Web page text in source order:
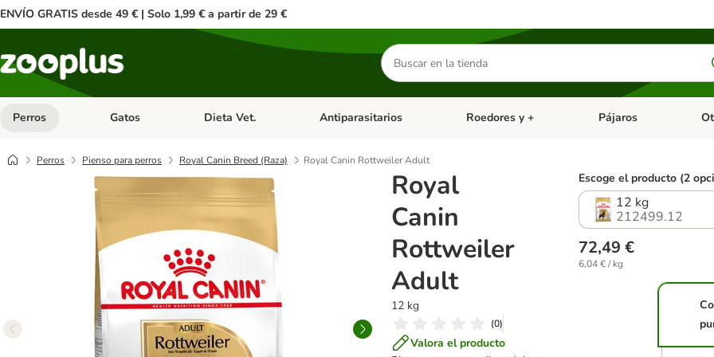
ENVÍO GRATIS desde 49 € | Solo 1,99 € a partir de 29 €
Buscar
productos
Perros Menú de categoria abierto: Perros
Gatos Menú de categoria abierto: Gatos
Dieta Vet. Menú de categoria abierto: Dieta Vet.
Antiparasitarios Menú de categoria abierto: Antiparasitarios
Roedores y + Menú de categoria
Pájaros
Perros Pienso para perros Royal Canin Breed (Raza) Royal Canin Rottweiler Adult
Royal
Canin
Rottweiler
Adult
12 kg
(0)
Valora el producto
Escoge el producto (2
12 kg
212499.12
72,49 €
6,04 € / kg